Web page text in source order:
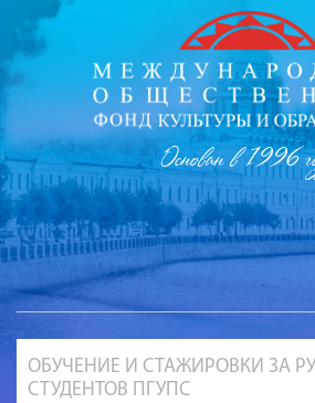
Основан в 1996
ОБУЧЕНИЕ И СТАЖИРОВКИ ЗА
СТУДЕНТОВ ПГУПС